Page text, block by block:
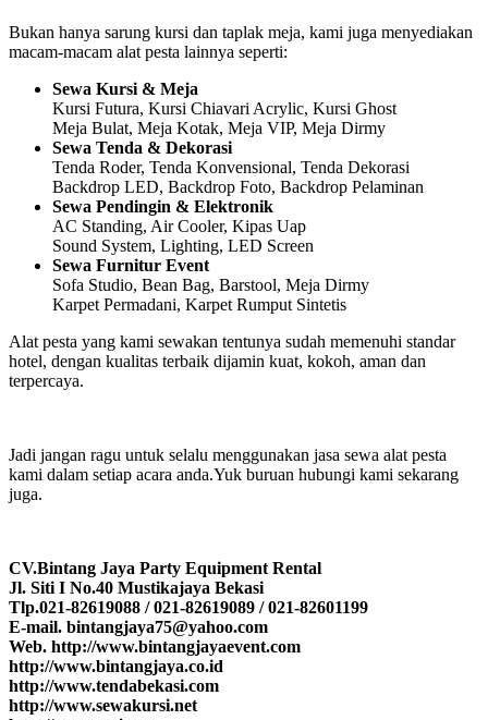
Bukan hanya sarung kursi dan taplak meja, kami juga menyediakan
macam-macam alat pesta lainnya seperti:
Sewa Kursi & Meja
Kursi Futura, Kursi Chiavari Acrylic, Kursi Ghost
Meja Bulat, Meja Kotak, Meja VIP, Meja Dirmy
Sewa Tenda & Dekorasi
Tenda Roder, Tenda Konvensional, Tenda Dekorasi
Backdrop LED, Backdrop Foto, Backdrop Pelaminan
Sewa Pendingin & Elektronik
AC Standing, Air Cooler, Kipas Uap
Sound System, Lighting, LED Screen
Sewa Furnitur Event
Sofa Studio, Bean Bag, Barstool, Meja Dirmy
Karpet Permadani, Karpet Rumput Sintetis
Alat pesta yang kami sewakan tentunya sudah memenuhi standar
hotel, dengan kualitas terbaik dijamin kuat, kokoh, aman dan
terpercaya.
Jadi jangan ragu untuk selalu menggunakan jasa sewa alat pesta
kami dalam setiap acara anda.Yuk buruan hubungi kami sekarang
juga.
CV.Bintang Jaya Party Equipment Rental
Jl. Siti I No.40 Mustikajaya Bekasi
Tlp.021-82619088 / 021-82619089 / 021-82601199
E-mail. bintangjaya75@yahoo.com
Web. http://www.bintangjayaevent.com
http://www.bintangjaya.co.id
http://www.tendabekasi.com
http://www.sewakursi.net